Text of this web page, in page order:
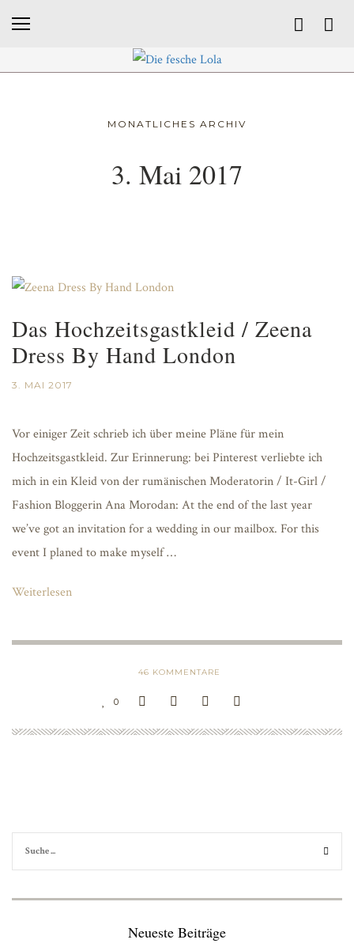
MONATLICHES ARCHIV
3. Mai 2017
Das Hochzeitsgastkleid / Zeena
Dress By Hand London
3. MAI 2017
Vor einiger Zeit schrieb ich über meine Pläne für mein
Hochzeitsgastkleid. Zur Erinnerung: bei Pinterest verliebte ich
mich in ein Kleid von der rumänischen Moderatorin / It-Girl /
Fashion Bloggerin Ana Morodan: At the end of the last year
we’ve got an invitation for a wedding in our mailbox. For this
event I planed to make myself …
Weiterlesen
46 KOMMENTARE
0
Neueste Beiträge